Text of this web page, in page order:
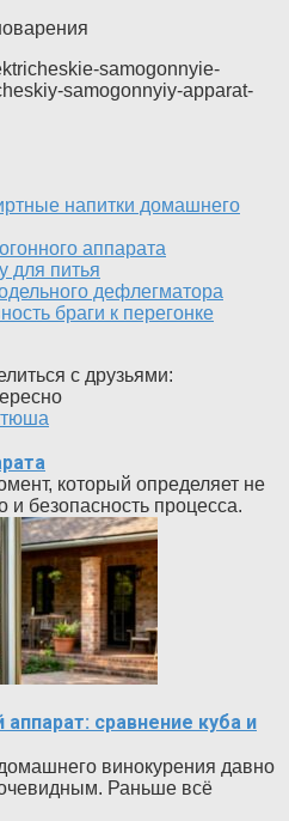
samogonnyie-
samogonnyiy-apparat-
напитки домашнего
аппарата
для питья
дефлегматора
браги к перегонке
с друзьями:
который определяет не
и безопасность процесса.
сравнение куба и
винокурения давно
Раньше всё